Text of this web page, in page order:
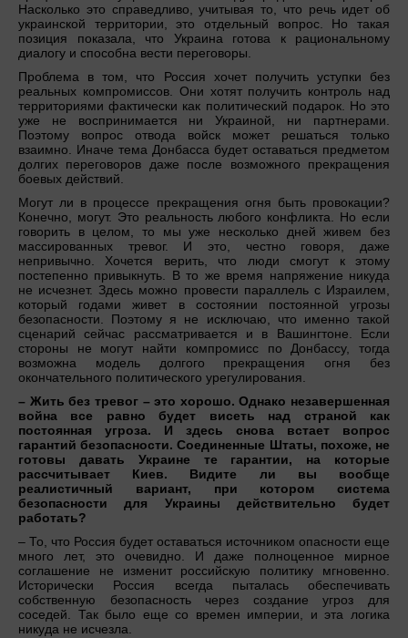
Насколько это справедливо, учитывая то, что речь идет об
украинской территории, это отдельный вопрос. Но такая
позиция показала, что Украина готова к рациональному
диалогу и способна вести переговоры.
Проблема в том, что Россия хочет получить уступки без
реальных компромиссов. Они хотят получить контроль над
территориями фактически как политический подарок. Но это
уже не воспринимается ни Украиной, ни партнерами.
Поэтому вопрос отвода войск может решаться только
взаимно. Иначе тема Донбасса будет оставаться предметом
долгих переговоров даже после возможного прекращения
боевых действий.
Могут ли в процессе прекращения огня быть провокации?
Конечно, могут. Это реальность любого конфликта. Но если
говорить в целом, то мы уже несколько дней живем без
массированных тревог. И это, честно говоря, даже
непривычно. Хочется верить, что люди смогут к этому
постепенно привыкнуть. В то же время напряжение никуда
не исчезнет. Здесь можно провести параллель с Израилем,
который годами живет в состоянии постоянной угрозы
безопасности. Поэтому я не исключаю, что именно такой
сценарий сейчас рассматривается и в Вашингтоне. Если
стороны не могут найти компромисс по Донбассу, тогда
возможна модель долгого прекращения огня без
окончательного политического урегулирования.
– Жить без тревог – это хорошо. Однако незавершенная
война все равно будет висеть над страной как
постоянная угроза. И здесь снова встает вопрос
гарантий безопасности. Соединенные Штаты, похоже, не
готовы давать Украине те гарантии, на которые
рассчитывает Киев. Видите ли вы вообще
реалистичный вариант, при котором система
безопасности для Украины действительно будет
работать?
– То, что Россия будет оставаться источником опасности еще
много лет, это очевидно. И даже полноценное мирное
соглашение не изменит российскую политику мгновенно.
Исторически Россия всегда пыталась обеспечивать
собственную безопасность через создание угроз для
соседей. Так было еще со времен империи, и эта логика
никуда не исчезла.